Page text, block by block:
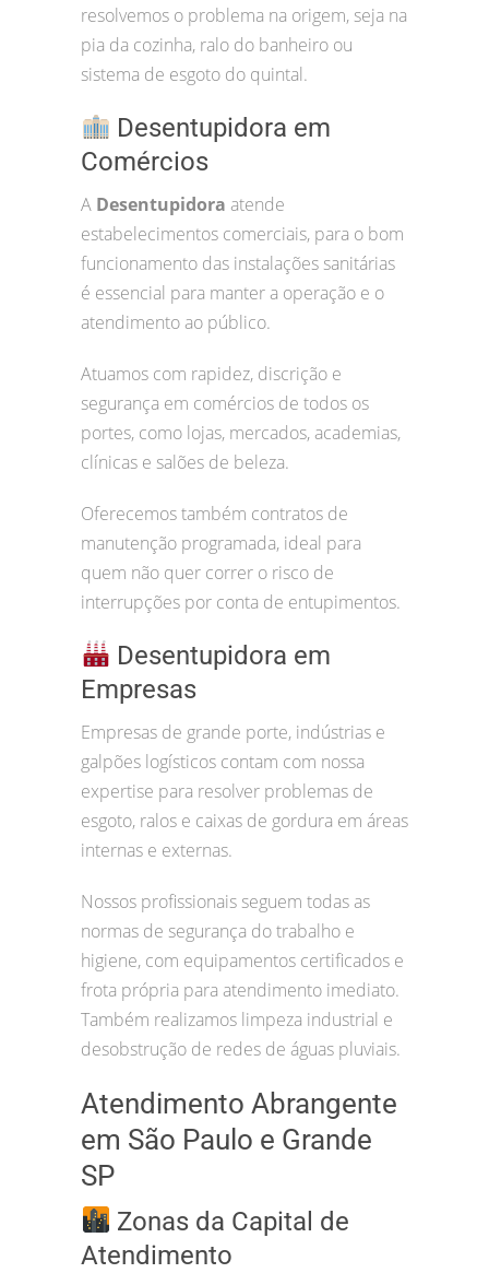
resolvemos o problema na origem, seja na
pia da cozinha, ralo do banheiro ou
sistema de esgoto do quintal.
Desentupidora em
Comércios
A Desentupidora atende
estabelecimentos comerciais, para o bom
funcionamento das instalações sanitárias
é essencial para manter a operação e o
atendimento ao público.
Atuamos com rapidez, discrição e
segurança em comércios de todos os
portes, como lojas, mercados, academias,
clínicas e salões de beleza.
Oferecemos também contratos de
manutenção programada, ideal para
quem não quer correr o risco de
interrupções por conta de entupimentos.
Desentupidora em
Empresas
Empresas de grande porte, indústrias e
galpões logísticos contam com nossa
expertise para resolver problemas de
esgoto, ralos e caixas de gordura em áreas
internas e externas.
Nossos profissionais seguem todas as
normas de segurança do trabalho e
higiene, com equipamentos certificados e
frota própria para atendimento imediato.
Também realizamos limpeza industrial e
desobstrução de redes de águas pluviais.
Atendimento Abrangente
em São Paulo e Grande
SP
Zonas da Capital de
Atendimento